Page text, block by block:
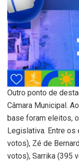
Outro ponto de
Câmara Municipal.
base foram eleitos,
Legislativa. Entre os
votos), Zé de
votos), Sarrika (395